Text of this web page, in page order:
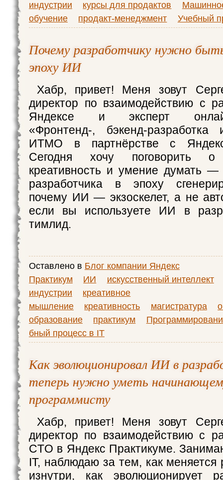
индустрии
курсы для продактов
обучение
продакт-менеджмент Учебный
Почему разработчику нужно
эпоху ИИ
Хабр, привет! Меня зовут
директор по взаимодействию с
Яндексе и эксперт онлайн-
«Фронтенд-, бэкенд-
ИТМО в партнёрстве с
Сегодня хочу поговорить
креативность и умение думать —
разработчика в эпоху
почему ИИ — экзоскелет, а не
если вы используете ИИ в
тимлид.
Оставлено в Блог компании Яндекс
Практикум
ИИ
искусственный интеллект
индустрии
креативное
мышление
креативность магистратура
образование
практикум
бный процесс в IT
Как эволюционировал ИИ в
теперь нужно уметь
программисту
Хабр, привет! Меня зовут
директор по взаимодействию с
CTO в Яндекс Практикуме.
IT, наблюдаю за тем, как
изнутри, как